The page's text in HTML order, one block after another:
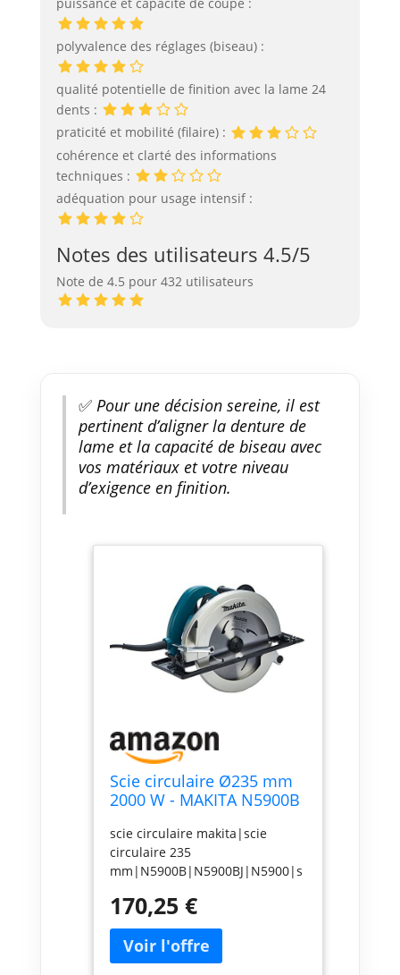
polyvalence des réglages (biseau) :
qualité potentielle de finition avec la lame 24
dents :
praticité et mobilité (filaire) :
cohérence et clarté des informations
techniques :
adéquation pour usage intensif :
Notes des utilisateurs 4.5/5
Note de 4.5 pour 432 utilisateurs
✅Pour une décision sereine, il est
pertinent d’aligner la denture de
lame et la capacité de biseau avec
vos matériaux et votre niveau
d’exigence en finition.
Scie circulaire Ø235 mm
2000 W - MAKITA N5900B
scie circulaire makita|scie
circulaire 235
mm|N5900B|N5900BJ|N5900|s
170,25 €